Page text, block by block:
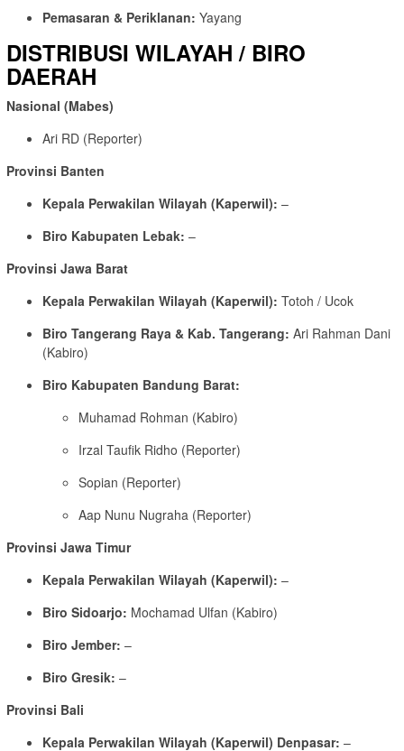
Pemasaran & Periklanan: Yayang
DISTRIBUSI WILAYAH / BIRO
DAERAH
Nasional (Mabes)
Ari RD (Reporter)
Provinsi Banten
Kepala Perwakilan Wilayah (Kaperwil): –
Biro Kabupaten Lebak: –
Provinsi Jawa Barat
Kepala Perwakilan Wilayah (Kaperwil): Totoh / Ucok
Biro Tangerang Raya & Kab. Tangerang: Ari Rahman Dani
(Kabiro)
Biro Kabupaten Bandung Barat:
Muhamad Rohman (Kabiro)
Irzal Taufik Ridho (Reporter)
Sopian (Reporter)
Aap Nunu Nugraha (Reporter)
Provinsi Jawa Timur
Kepala Perwakilan Wilayah (Kaperwil): –
Biro Sidoarjo: Mochamad Ulfan (Kabiro)
Biro Jember: –
Biro Gresik: –
Provinsi Bali
Kepala Perwakilan Wilayah (Kaperwil) Denpasar: –